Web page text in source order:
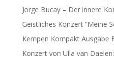
Jorge Bucay – Der innere
Geistliches Konzert “Meine
Kempen Kompakt Ausgabe
Konzert von Ulla van